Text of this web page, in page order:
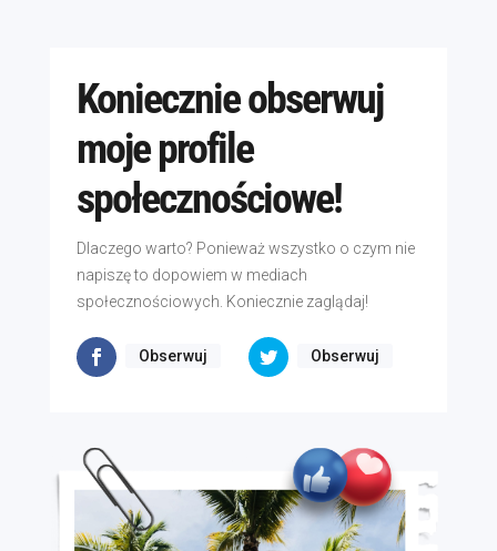
Koniecznie obserwuj
moje profile
społecznościowe!
Dlaczego warto? Ponieważ wszystko o czym nie
napiszę to dopowiem w mediach
społecznościowych. Koniecznie zaglądaj!
Obserwuj Obserwuj